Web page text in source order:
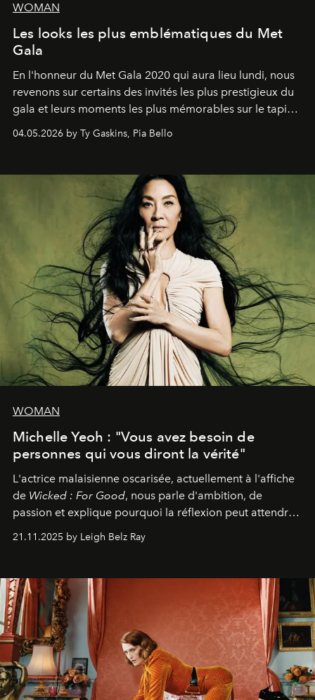
WOMAN
Les looks les plus emblématiques du Met
Gala
En l'honneur du Met Gala 2020 qui aura lieu lundi, nous
revenons sur certains des invités les plus prestigieux du
gala et leurs moments les plus mémorables sur le tapis
04.05.2026 by Ty Gaskins, Pia Bello
WOMAN
Michelle Yeoh : "Vous avez besoin de
personnes qui vous diront la vérité"
L'actrice malaisienne oscarisée, actuellement à l'affiche
de Wicked : For Good, nous parle d'ambition, de
passion et explique pourquoi la réflexion peut attendre.
Elle avoue :
"C'est libérateur d'interpréter un
personnage qui dit : 'C'est mon désir, mon ambition, ma
21.11.2025 by Leigh Belz Ray